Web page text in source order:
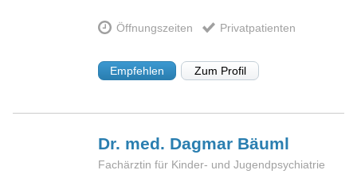
Öffnungszeiten Privatpatienten
Empfehlen Zum Profil
Dr. med. Dagmar Bäuml
Fachärztin für Kinder- und Jugendpsychiatrie